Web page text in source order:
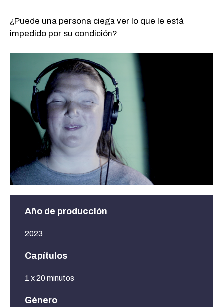
¿Puede una persona ciega ver lo que le está
impedido por su condición?
Año de producción
2023
Capítulos
1 x 20 minutos
Género